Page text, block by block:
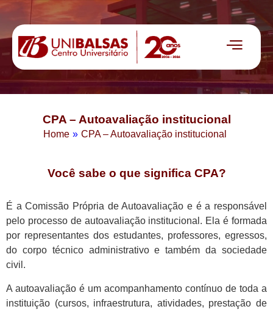
CPA – Autoavaliação institucional
Home » CPA – Autoavaliação institucional
Você sabe o que significa CPA?
É a Comissão Própria de Autoavaliação e é a responsável
pelo processo de autoavaliação institucional. Ela é formada
por representantes dos estudantes, professores, egressos,
do corpo técnico administrativo e também da sociedade
civil.
A autoavaliação é um acompanhamento contínuo de toda a
instituição (cursos, infraestrutura, atividades, prestação de